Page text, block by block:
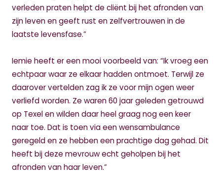
verleden praten helpt de cliënt bij het afronden van
zijn leven en geeft rust en zelfvertrouwen in de
laatste levensfase.”
Iemie heeft er een mooi voorbeeld van: “Ik vroeg een
echtpaar waar ze elkaar hadden ontmoet. Terwijl ze
daarover vertelden zag ik ze voor mijn ogen weer
verliefd worden. Ze waren 60 jaar geleden getrouwd
op Texel en wilden daar heel graag nog een keer
naar toe. Dat is toen via een wensambulance
geregeld en ze hebben een prachtige dag gehad. Dit
heeft bij deze mevrouw echt geholpen bij het
afronden van haar leven.”